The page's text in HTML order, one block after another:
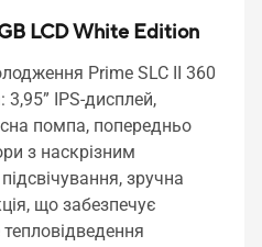
LCD White Edition
Prime SLC II 360
3,95” IPS-дисплей,
помпа, попередньо
з наскрізним
зручна
що забезпечує